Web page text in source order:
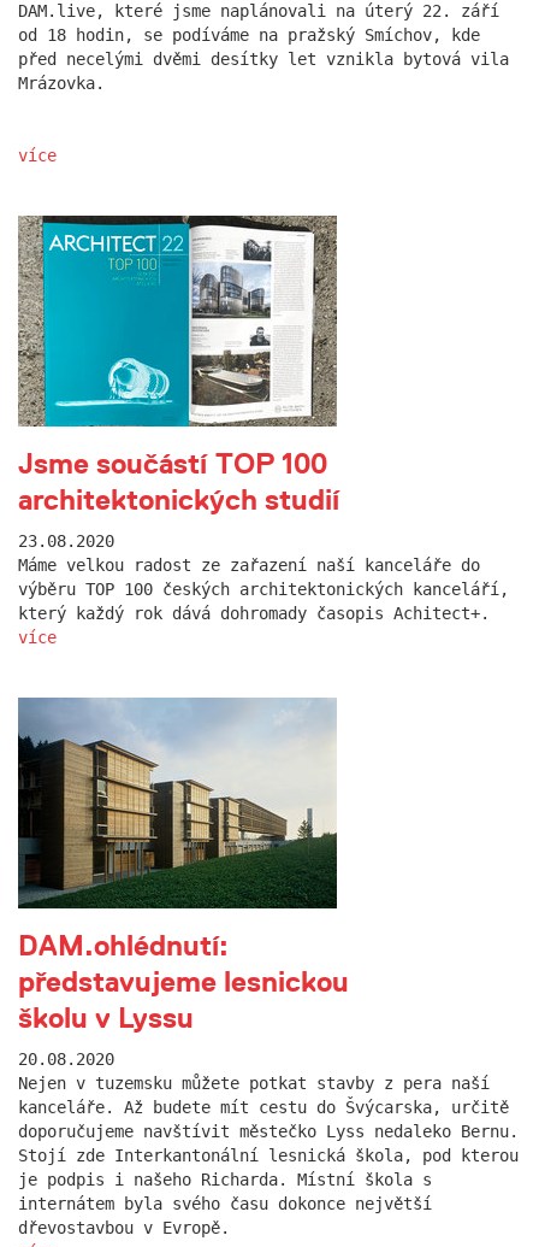
DAM.live, které jsme naplánovali na úterý 22. září
od 18 hodin, se podíváme na pražský Smíchov, kde
před necelými dvěmi desítky let vznikla bytová vila
Mrázovka.
více
Jsme součástí TOP 100
architektonických studií
23.08.2020
Máme velkou radost ze zařazení naší kanceláře do
výběru TOP 100 českých architektonických kanceláří,
který každý rok dává dohromady časopis Achitect+.
více
DAM.ohlédnutí:
představujeme lesnickou
školu v Lyssu
20.08.2020
Nejen v tuzemsku můžete potkat stavby z pera naší
kanceláře. Až budete mít cestu do Švýcarska, určitě
doporučujeme navštívit městečko Lyss nedaleko Bernu.
Stojí zde Interkantonální lesnická škola, pod kterou
je podpis i našeho Richarda. Místní škola s
internátem byla svého času dokonce největší
dřevostavbou v Evropě.